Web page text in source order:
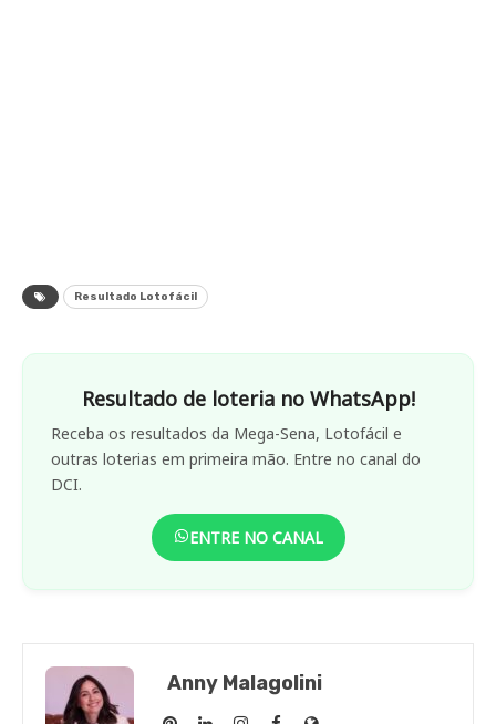
Resultado Lotofácil
Resultado de loteria no WhatsApp!
Receba os resultados da Mega-Sena, Lotofácil e
outras loterias em primeira mão. Entre no canal do
DCI.
ENTRE NO CANAL
Anny Malagolini